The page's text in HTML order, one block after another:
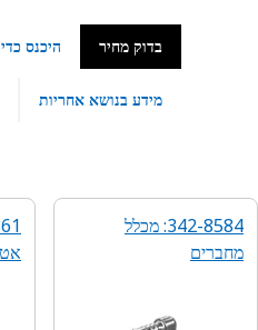
בדוק מחיר היכנס
מידע בנושא אחריות
342-8584: מכלל
מחברים